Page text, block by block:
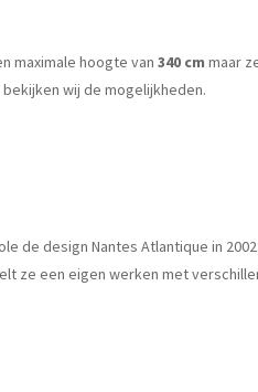
maximale hoogte van 340 cm maar
wij de mogelijkheden.
de design Nantes Atlantique in
ze een eigen werken met